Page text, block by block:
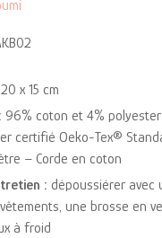
20 x 15 cm
96% coton et 4%
certifié Oeko-Tex®
– Corde en coton
: dépoussiérer avec
une brosse en
à froid